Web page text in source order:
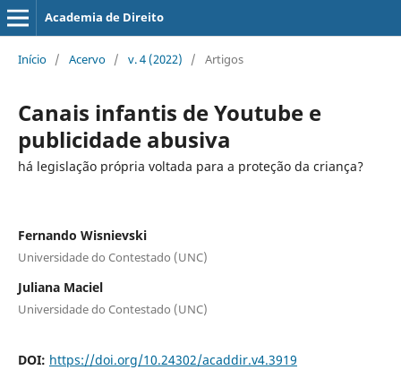
Academia de Direito
Início / Acervo / v. 4 (2022) / Artigos
Canais infantis de Youtube e
publicidade abusiva
há legislação própria voltada para a proteção da criança?
Fernando Wisnievski
Universidade do Contestado (UNC)
Juliana Maciel
Universidade do Contestado (UNC)
DOI: https://doi.org/10.24302/acaddir.v4.3919